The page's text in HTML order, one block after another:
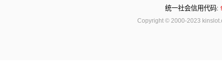
统一社会信用代码:
Copyright © 2000-2023